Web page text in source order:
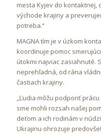
mesta Kyjev do kontaktnej,
východe krajiny a
potreba.“
MAGNA tím je v úzkom
koordinuje pomoc
útokmi najviac zasiahnuté.
neprehľadná, od rána
častiach krajiny.
„Ľudia môžu podporiť
sme mohli rozsah našej
deťom a ich rodinám v
Ukrajinu ohrozuje